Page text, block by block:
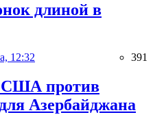
длиной в
12:32 391
США против
Азербайджана